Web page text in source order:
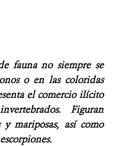
fauna no siempre se
o en las coloridas
el comercio ilícito
Figuran
y mariposas, así como